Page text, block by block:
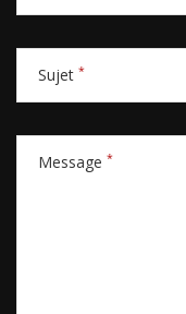
Sujet *
Message *